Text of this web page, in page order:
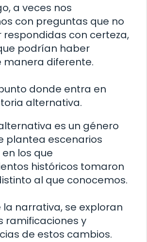
a veces nos
con preguntas que no
respondidas con certeza,
podrían haber
manera diferente.
donde entra en
alternativa.
es un género
plantea escenarios
los que
históricos tomaron
al que conocemos.
la narrativa, se exploran
ramificaciones y
de estos cambios.